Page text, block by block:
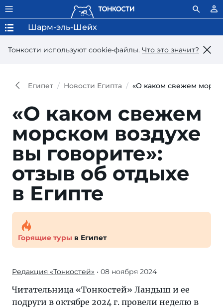
Тонкости используют сookie-файлы. Что это значит?
Шарм-эль-Шейх
Египет Новости Египта «О каком свежем
«О каком свежем
морс­ком воз­духе
вы говорите»:
отзыв об от­дыхе
в Египте
Горящие туры в Египет
Редакция «Тонкостей» • 08 ноября 2024
Читательница «Тонкостей» Ландыш и ее
подруги в октябре 2024 г. провели неделю в